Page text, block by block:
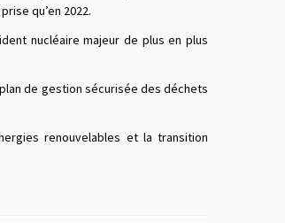
qu’en 2022.
nucléaire majeur de plus en plus
de gestion sécurisée des déchets
renouvelables et la transition